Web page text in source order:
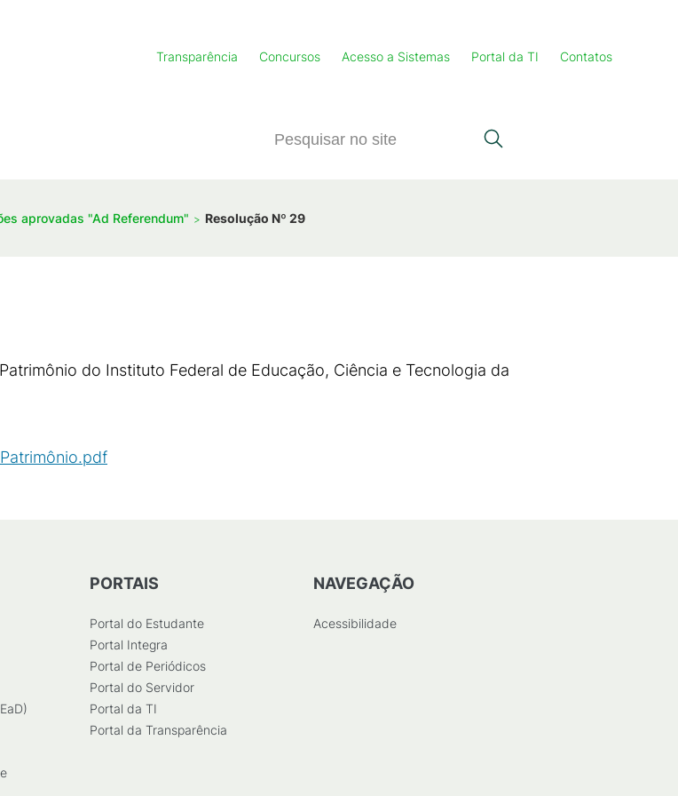
Transparência Concursos Acesso a Sistemas Portal da TI Contatos
aprovadas "Ad Referendum" Resolução Nº 29
do Instituto Federal de Educação, Ciência e Tecnologia da
PORTAIS
Portal do Estudante
Portal Integra
Portal de Periódicos
Portal do Servidor
Portal da TI
Portal da Transparência
NAVEGAÇÃO
Acessibilidade